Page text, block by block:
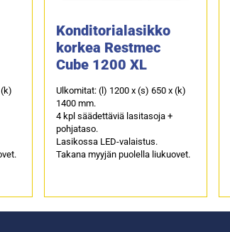
Konditorialasikko
korkea Restmec
Cube 1200 XL
Ulkomitat: (l) 1200 x (s) 650 x (k)
1400 mm.
4 kpl säädettäviä lasitasoja +
pohjataso.
Lasikossa LED-valaistus.
Takana myyjän puolella liukuovet.